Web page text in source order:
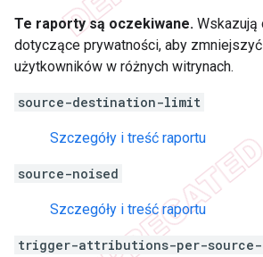
Te raporty są oczekiwane. Wskazują
dotyczące prywatności, aby
użytkowników w różnych witrynach.
source-destination-limit
Szczegóły i treść raportu
source-noised
Szczegóły i treść raportu
trigger-attributions-per-